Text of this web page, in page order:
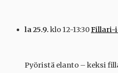
la 25.9. klo 12-13:30Fillari-
Pyöristä elanto – keksi